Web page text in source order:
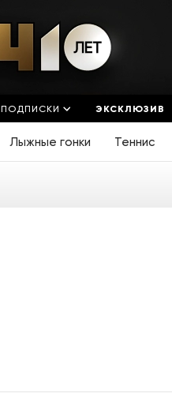
ПОДПИСКИ ЭКСКЛЮЗИВ
Лыжные гонки Теннис